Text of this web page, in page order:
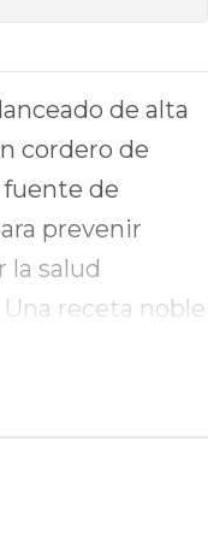
de alta
cordero de
de
prevenir
la salud
receta noble
el